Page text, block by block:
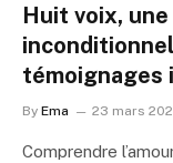
Huit voix, une
témoignages
By Ema 23 mars
Comprendre